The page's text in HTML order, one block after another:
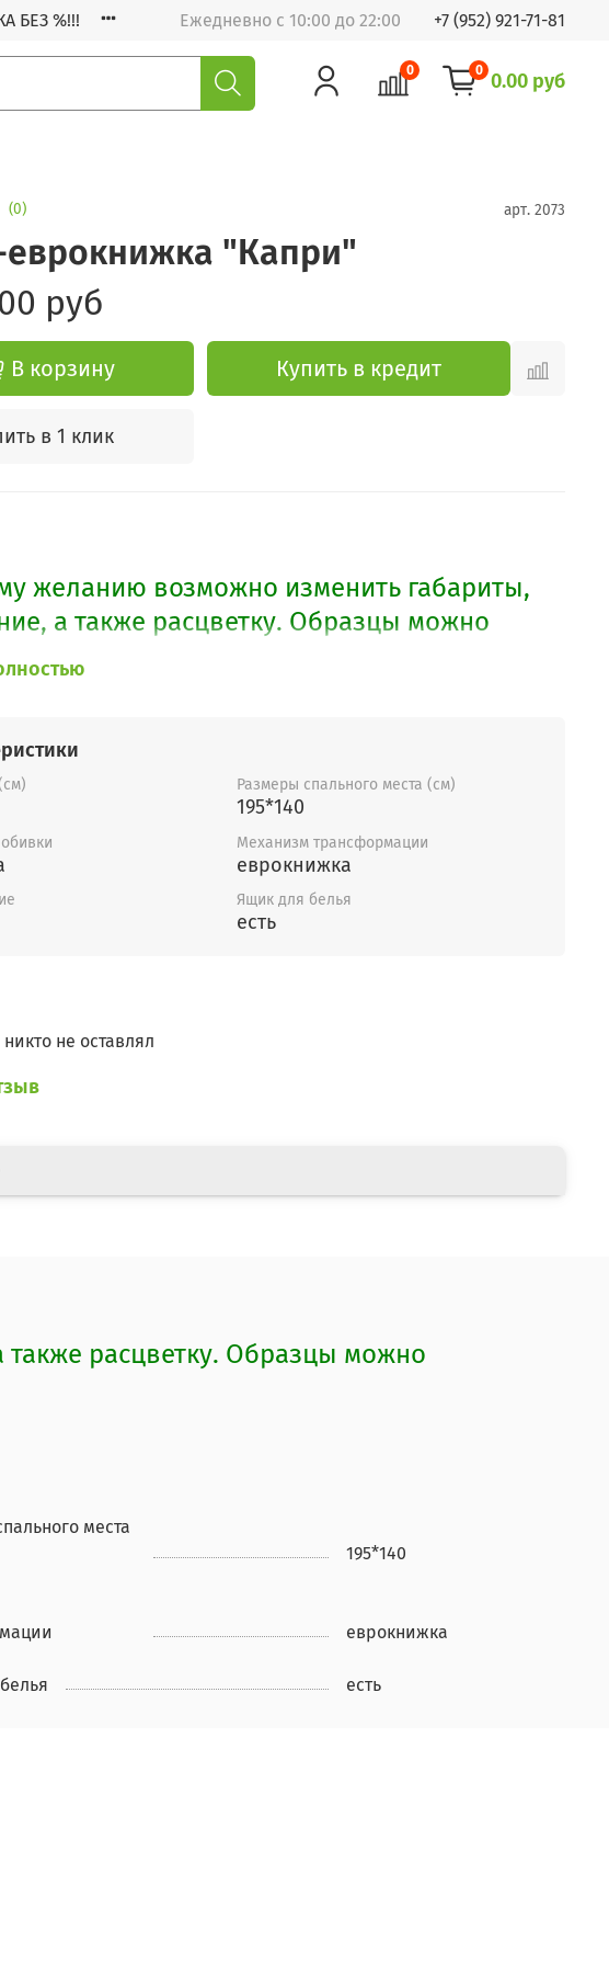
БЕЗ %!!! Ежедневно с 10:00 до 22:00 +7 (952) 921-71-81
0 0 0.00 руб
(0) арт. 2073
"Капри"
руб
В корзину Купить в кредит
в 1 клик
желанию возможно изменить габариты,
а также расцветку. Образцы можно
Размеры спального места (см)
195*140
Механизм трансформации
еврокнижка
Ящик для белья
есть
не оставлял
расцветку. Образцы можно
места
195*140
еврокнижка
есть